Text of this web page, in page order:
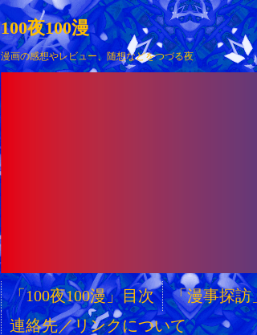
100夜100漫
漫画の感想やレビュー、随想などをつづる夜
「100夜100漫」目次 「漫事探訪
連絡先／リンクについて